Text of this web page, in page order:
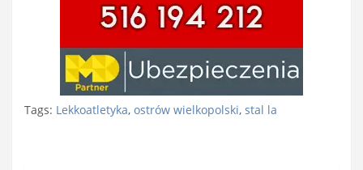
Tags: Lekkoatletyka, ostrów wielkopolski, stal la